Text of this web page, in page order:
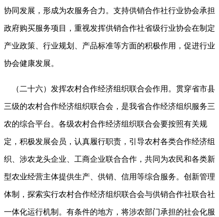
协同发展，形成为农服务合力。支持供销合作社行业协会承担
政府购买服务项目，重视发挥供销合作社省级行业协会在制定
产业政策、行业规划、产品标准等方面的积极作用，促进行业
协会健康发展。
（二十六）发挥农村合作经济组织联合会作用。贯穿省市县
三级的农村合作经济组织联合会，是我省合作经济组织服务三
农的综合平台。各级农村合作经济组织联合会要按照有关规
定，积极发展会员，认真履行职责，引导农村各类合作经济组
织、涉农龙头企业、工商企业联合合作，共同为农民和各类新
型农业经营主体提供生产、供销、信用等综合服务。创新管理
体制，探索实行农村合作经济组织联合会与供销合作社联合社
一体化运行机制。有条件的地方，将涉农部门承担的社会化服